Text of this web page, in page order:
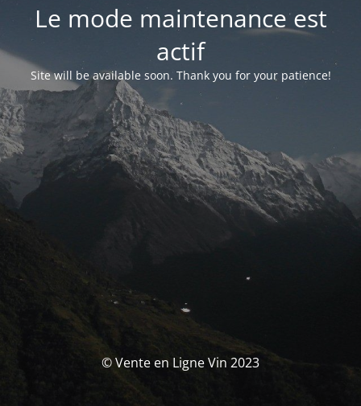
Le mode maintenance est
actif
Site will be available soon. Thank you for your patience!
© Vente en Ligne Vin 2023